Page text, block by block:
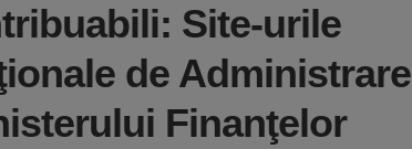
Site-urile
de Administrare
Finanţelor